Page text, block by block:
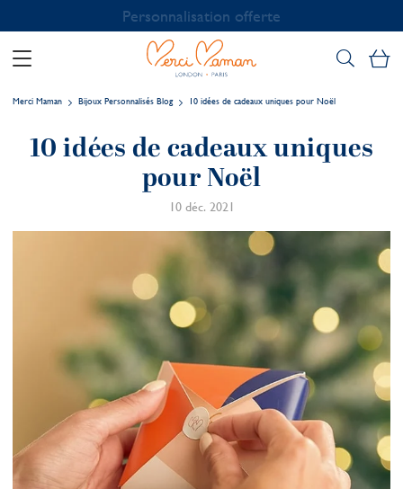
Personnalisation offerte
Merci Maman Bijoux Personnalisés Blog 10 idées de cadeaux uniques pour Noël
10 idées de cadeaux uniques
pour Noël
10 déc. 2021